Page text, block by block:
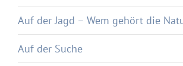
Auf der Jagd – Wem gehört die
Auf der Suche